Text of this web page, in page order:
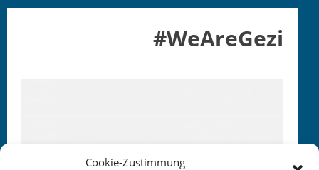
Cookie-Zustimmung
#WeAreGezi